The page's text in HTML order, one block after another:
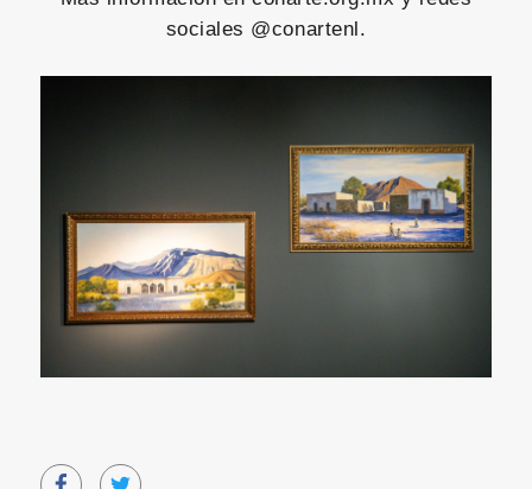
sociales @conartenl.